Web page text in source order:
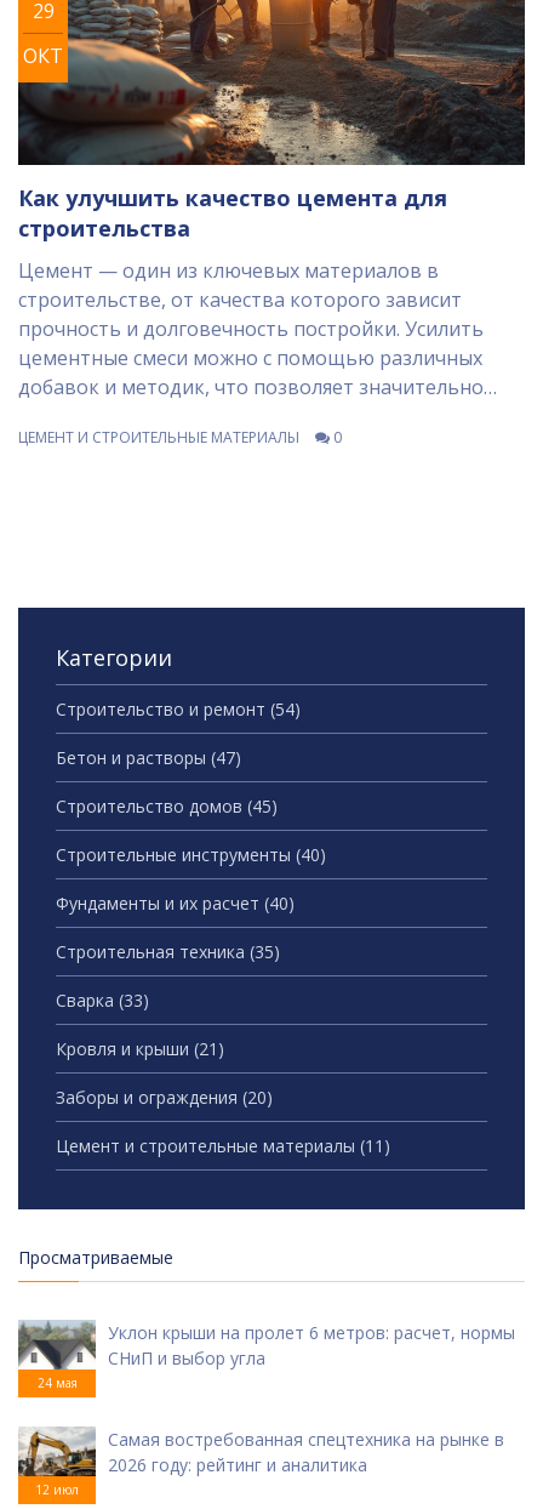
29
ОКТ
Как улучшить качество цемента для
строительства
Цемент — один из ключевых материалов в
строительстве, от качества которого зависит
прочность и долговечность постройки. Усилить
цементные смеси можно с помощью различных
добавок и методик, что позволяет значительно
рассмотрим, какие добавки лучше использовать и
ЦЕМЕНТ И СТРОИТЕЛЬНЫЕ МАТЕРИАЛЫ 0
Категории
Строительство и ремонт (54)
Бетон и растворы (47)
Строительство домов (45)
Строительные инструменты (40)
Фундаменты и их расчет (40)
Строительная техника (35)
Сварка (33)
Кровля и крыши (21)
Заборы и ограждения (20)
Цемент и строительные материалы (11)
Просматриваемые
24 мая
Уклон крыши на пролет 6 метров: расчет, нормы
СНиП и выбор угла
12 июл
Самая востребованная спецтехника на рынке в
2026 году: рейтинг и аналитика